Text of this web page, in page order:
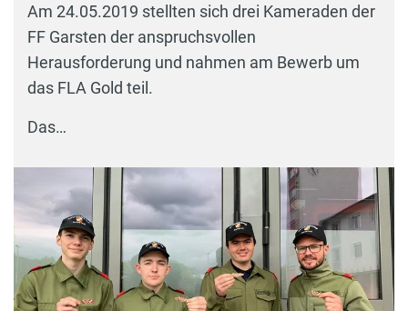
Am 24.05.2019 stellten sich drei Kameraden der
FF Garsten der anspruchsvollen
Herausforderung und nahmen am Bewerb um
das FLA Gold teil.
Das…